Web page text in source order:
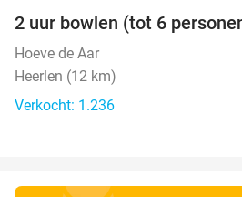
2 uur bowlen (tot 6
Hoeve de Aar
Heerlen (12 km)
Verkocht: 1.236